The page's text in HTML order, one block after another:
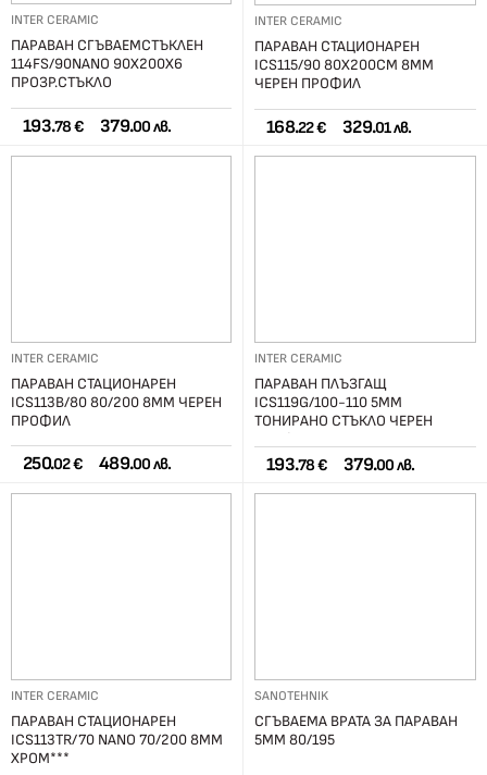
INTER CERAMIC
ПАРАВАН СГЪВАЕМСТЪКЛЕН
114FS/90NANO 90Х200Х6
ПРОЗР.СТЪКЛО
193.78 € 379.00 лв.
INTER CERAMIC
ПАРАВАН СТАЦИОНАРЕН
ICS115/90 80X200СМ 8ММ
ЧЕРЕН ПРОФИЛ
168.22 € 329.01 лв.
INTER CERAMIC
ПАРАВАН СТАЦИОНАРЕН
ICS113B/80 80/200 8ММ ЧЕРЕН
ПРОФИЛ
250.02 € 489.00 лв.
INTER CERAMIC
ПАРАВАН ПЛЪЗГАЩ
ICS119G/100-110 5ММ
ТОНИРАНО СТЪКЛО ЧЕРЕН
ПРОФИЛ
193.78 € 379.00 лв.
INTER CERAMIC
ПАРАВАН СТАЦИОНАРЕН
ICS113TR/70 NANO 70/200 8ММ
ХРОМ***
SANOTEHNIK
СГЪВАЕМА ВРАТА ЗА ПАРАВАН
5ММ 80/195